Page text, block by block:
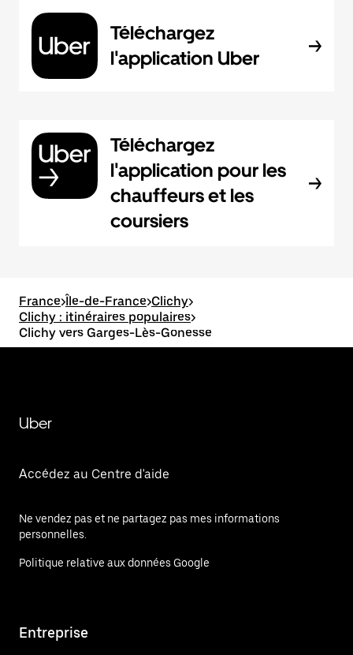
Téléchargez
l'application Uber
Téléchargez
l'application pour les
chauffeurs et les
coursiers
France>Île-de-France>Clichy>
Clichy : itinéraires populaires>
Clichy vers Garges-Lès-Gonesse
Uber
Accédez au Centre d'aide
Ne vendez pas et ne partagez pas mes informations
personnelles.
Politique relative aux données Google
Entreprise